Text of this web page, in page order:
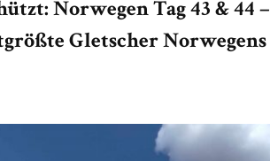
Norwegen Tag 43 & 44 –
Gletscher Norwegens